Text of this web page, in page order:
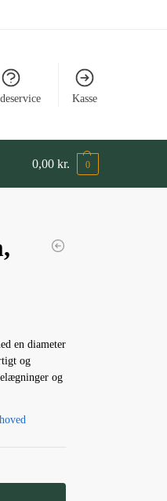
Kasse
0,00 kr. 0
en diameter
og
og